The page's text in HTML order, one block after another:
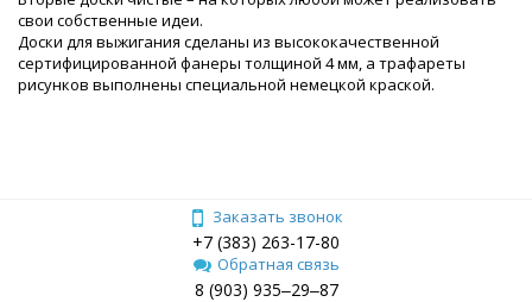
свои собственные идеи.
Доски для выжигания сделаны из высококачественной
сертифицированной фанеры толщиной 4 мм, а трафареты
рисунков выполнены специальной немецкой краской.
Заказать звонок
+7 (383) 263-17-80
Обратная связь
8 (903) 935‒29‒87